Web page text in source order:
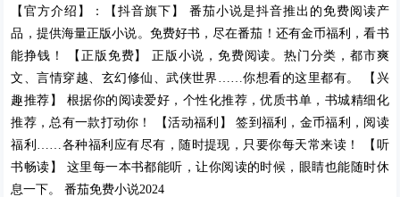
【官方介绍】：【抖音旗下】 番茄小说是抖音推出的免费阅读产
品，提供海量正版小说。免费好书，尽在番茄！还有金币福利，看书
能挣钱！ 【正版免费】 正版小说，免费阅读。热门分类，都市爽
文、言情穿越、玄幻修仙、武侠世界……你想看的这里都有。 【兴
趣推荐】 根据你的阅读爱好，个性化推荐，优质书单，书城精细化
推荐，总有一款打动你！ 【活动福利】 签到福利，金币福利，阅读
福利……各种福利应有尽有，随时提现，只要你每天常来读！ 【听
书畅读】 这里每一本书都能听，让你阅读的时候，眼睛也能随时休
息一下。 番茄免费小说2024